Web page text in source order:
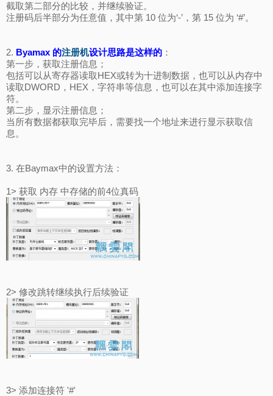
截取第二部分的比较，并继续验证。
注册码后半部分为任意值，其中第 10 位为‘-’，第 15 位为 ‘#’。
2. Byamax 的注册机设计思路是这样的 ：
第一步，获取注册信息；
包括可以从寄存器读取HEX或转为十进制数据，也可以从内存中
读取DWORD，HEX，字符串等信息，也可以在其中添加连接字
符。
第二步，显示注册信息；
当所有数据都获取完毕后，需要找一个地址来进行显示获取信
息。
3. 在Baymax中的设置方法：
1> 获取 内存 中存储的前4位真码
2> 修改跳转继续执行后续验证
3> 添加连接符 '#'